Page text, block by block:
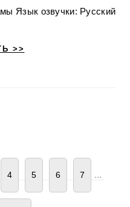
Язык озвучки: Русский
>>
4 5 6 7 ...